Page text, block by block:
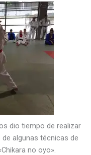
dio tiempo de realizar
algunas técnicas de
no oyo».